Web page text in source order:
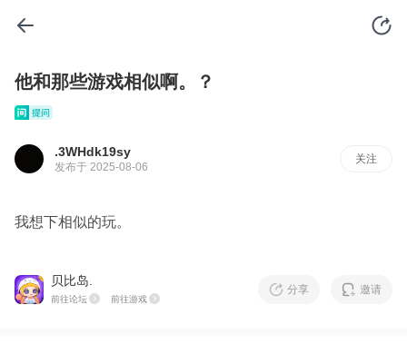
他和那些游戏相似啊。？
.3WHdk19sy
发布于 2025-08-06
关注
我想下相似的玩。
贝比岛.
前往论坛 前往游戏
分享 邀请